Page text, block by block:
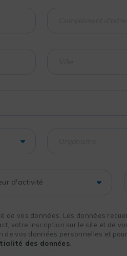
de vos données. Les données
votre inscription sur le site et de
de vos données personnelles et
des données